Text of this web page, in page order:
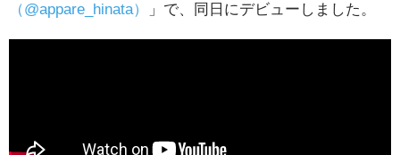
（@appare_hinata）
」で、同日にデビューしました。